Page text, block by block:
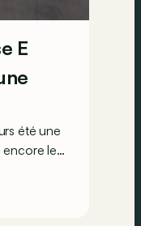
E
été une
encore le